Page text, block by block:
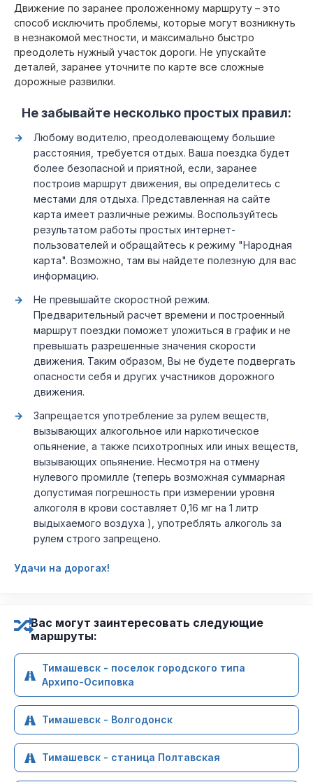
Движение по заранее проложенному маршруту – это
способ исключить проблемы, которые могут возникнуть
в незнакомой местности, и максимально быстро
преодолеть нужный участок дороги. Не упускайте
деталей, заранее уточните по карте все сложные
дорожные развилки.
Не забывайте несколько простых правил:
Любому водителю, преодолевающему большие
расстояния, требуется отдых. Ваша поездка будет
более безопасной и приятной, если, заранее
построив маршрут движения, вы определитесь с
местами для отдыха. Представленная на сайте
карта имеет различные режимы. Воспользуйтесь
результатом работы простых интернет-
пользователей и обращайтесь к режиму "Народная
карта". Возможно, там вы найдете полезную для вас
информацию.
Не превышайте скоростной режим.
Предварительный расчет времени и построенный
маршрут поездки поможет уложиться в график и не
превышать разрешенные значения скорости
движения. Таким образом, Вы не будете подвергать
опасности себя и других участников дорожного
движения.
Запрещается употребление за рулем веществ,
вызывающих алкогольное или наркотическое
опьянение, а также психотропных или иных веществ,
вызывающих опьянение. Несмотря на отмену
нулевого промилле (теперь возможная суммарная
допустимая погрешность при измерении уровня
алкоголя в крови составляет 0,16 мг на 1 литр
выдыхаемого воздуха ), употреблять алкоголь за
рулем строго запрещено.
Удачи на дорогах!
Вас могут заинтересовать следующие
маршруты:
Тимашевск - поселок городского типа
Архипо-Осиповка
Тимашевск - Волгодонск
Тимашевск - станица Полтавская